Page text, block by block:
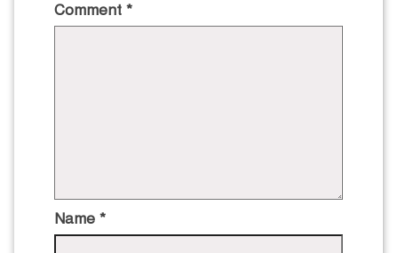
Comment *
Name *